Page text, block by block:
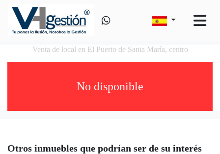
Venta de local en El Puerto de Santa María, centro
No disponible
Otros inmuebles que podrían ser de su interés